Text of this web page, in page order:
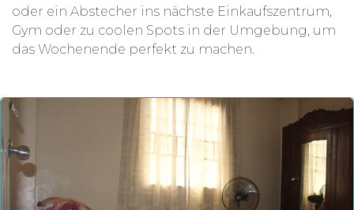
oder ein Abstecher ins nächste Einkaufszentrum,
Gym oder zu coolen Spots in der Umgebung, um
das Wochenende perfekt zu machen.